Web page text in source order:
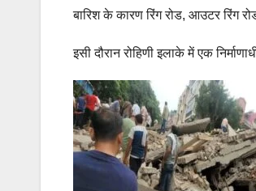
बारिश के कारण रिंग रोड, आउटर रिंग
इसी दौरान रोहिणी इलाके में एक